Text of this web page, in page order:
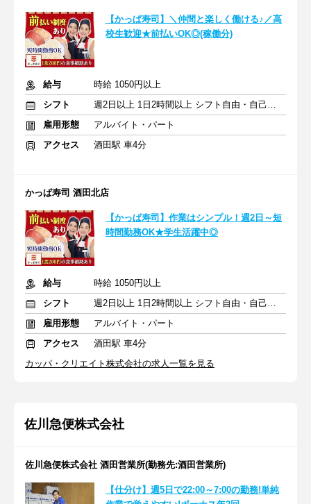
【かっぱ寿司】＼仲間と楽しく働ける♪／高
校生歓迎★前払いOK◎(稼働分)
給与
時給 1050円以上
シフト
週2日以上 1日2時間以上 シフト自由・自己申告
雇用形態
アルバイト・パート
アクセス
酒田駅 車4分
かっぱ寿司 酒田北店
【かっぱ寿司】作業はシンプル！週2日～短
時間勤務OK★学生活躍中◎
給与
時給 1050円以上
シフト
週2日以上 1日2時間以上 シフト自由・自己申告
雇用形態
アルバイト・パート
アクセス
酒田駅 車4分
カッパ・クリエイト株式会社の求人一覧を見る
佐川急便株式会社
佐川急便株式会社 酒田営業所(勤務先:酒田営業所)
【仕分け】週5日で22:00～7:00の勤務!単純